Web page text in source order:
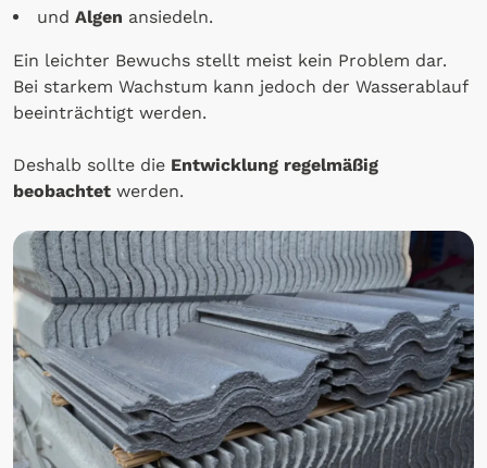
und Algen ansiedeln.
Ein leichter Bewuchs stellt meist kein Problem dar.
Bei starkem Wachstum kann jedoch der Wasserablauf
beeinträchtigt werden.
Deshalb sollte die Entwicklung regelmäßig
beobachtet werden.